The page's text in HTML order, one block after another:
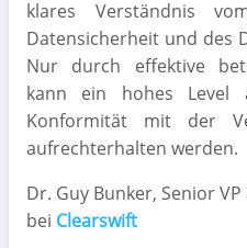
klares Verständnis
Datensicherheit und des
Nur durch effektive
kann ein hohes Level
Konformität mit der
aufrechterhalten werden.
Dr. Guy Bunker, Senior
bei Clearswift